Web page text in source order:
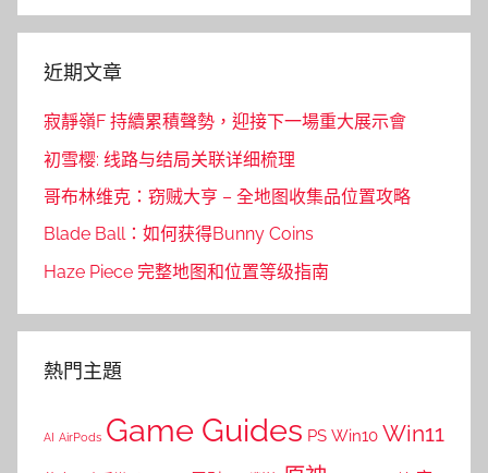
近期文章
寂靜嶺F 持續累積聲勢，迎接下一場重大展示會
初雪樱: 线路与结局关联详细梳理
哥布林维克：窃贼大亨 – 全地图收集品位置攻略
Blade Ball：如何获得Bunny Coins
Haze Piece 完整地图和位置等级指南
熱門主題
AI AirPods Game Guides PS Win10 Win11